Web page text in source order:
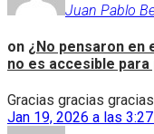
Juan Pablo
on ¿No pensaron en
no es accesible para
Gracias gracias
Jan 19, 2026 a las